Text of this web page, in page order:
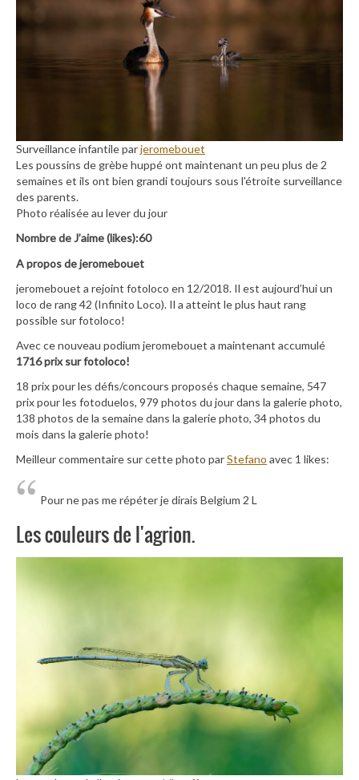
Surveillance infantile parjeromebouet
Les poussins de grèbe huppé ont maintenant un peu plus de 2
semaines et ils ont bien grandi toujours sous l'étroite surveillance
des parents.
Photo réalisée au lever du jour
Nombre de J’aime (likes):60
A propos de jeromebouet
jeromebouet a rejoint fotoloco en 12/2018. Il est aujourd’hui un
loco de rang 42 (Infinito Loco). Il a atteint le plus haut rang
possible sur fotoloco!
Avec ce nouveau podium jeromebouet a maintenant accumulé
1716 prix sur fotoloco!
18 prix pour les défis/concours proposés chaque semaine, 547
prix pour les fotoduelos, 979 photos du jour dans la galerie photo,
138 photos de la semaine dans la galerie photo, 34 photos du
mois dans la galerie photo!
Meilleur commentaire sur cette photo parStefano avec 1 likes:
Pour ne pas me répéter je dirais Belgium 2 L
Les couleurs de l'agrion.